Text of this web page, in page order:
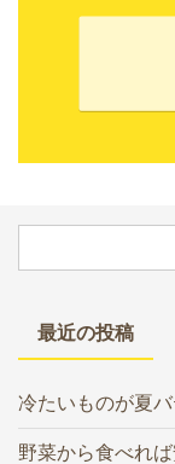
最近の投稿
冷たいものが夏
野菜から食べれ